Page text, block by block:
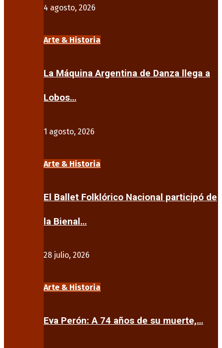
4 agosto, 2026
Arte & Historia
La Máquina Argentina de Danza llega a
Lobos…
1 agosto, 2026
Arte & Historia
El Ballet Folklórico Nacional participó de
la Bienal…
28 julio, 2026
Arte & Historia
Eva Perón: A 74 años de su muerte,…